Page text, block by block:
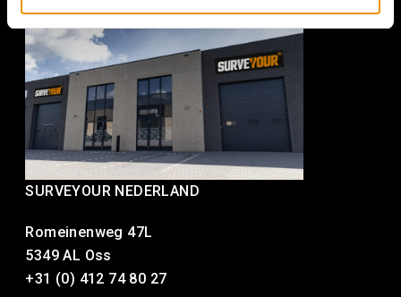
SURVEYOUR NEDERLAND
Romeinenweg 47L
5349 AL Oss
+31 (0) 412 74 80 27